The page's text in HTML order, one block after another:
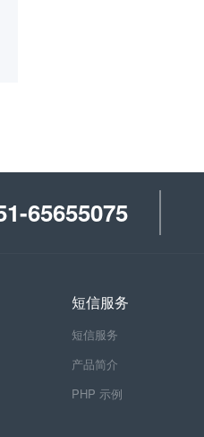
65655075
短信服务
短信服务
产品简介
PHP 示例